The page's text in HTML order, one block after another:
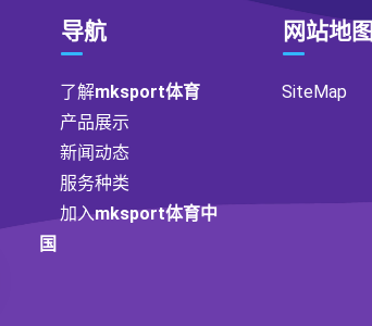
导航
了解mksport体育
产品展示
新闻动态
服务种类
加入mksport体育中
国
网站地图
SiteMap